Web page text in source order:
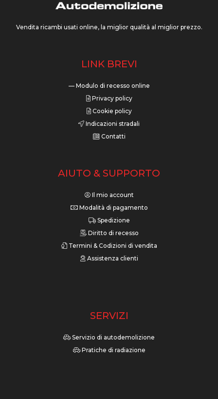
Vendita ricambi usati online, la miglior qualità al miglior prezzo.
LINK BREVI
— Modulo di recesso online
Privacy policy
Cookie policy
Indicazioni stradali
Contatti
AIUTO & SUPPORTO
Il mio account
Modalità di pagamento
Spedizione
Diritto di recesso
Termini & Codizioni di vendita
Assistenza clienti
SERVIZI
Servizio di autodemolizione
Pratiche di radiazione